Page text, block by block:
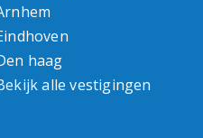
haag
alle vestigingen